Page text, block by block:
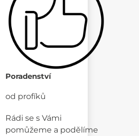
Poradenství
od profíků
Rádi se s Vámi
pomůžeme a podělíme